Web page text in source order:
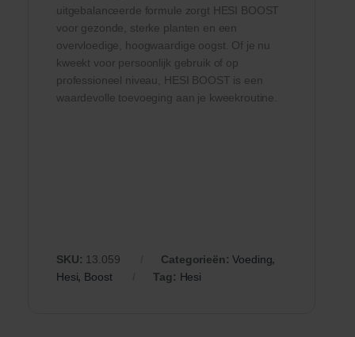
uitgebalanceerde formule zorgt HESI BOOST
voor gezonde, sterke planten en een
overvloedige, hoogwaardige oogst. Of je nu
kweekt voor persoonlijk gebruik of op
professioneel niveau, HESI BOOST is een
waardevolle toevoeging aan je kweekroutine.
SKU: 13.059 Categorieën:Voeding,
Hesi, Boost Tag: Hesi